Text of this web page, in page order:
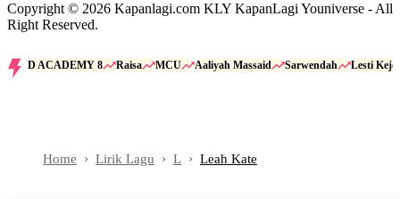
Copyright © 2026 Kapanlagi.com KLY KapanLagi Youniverse - All
Right Reserved.
D ACADEMY 8 Raisa MCU Aaliyah Massaid Sarwendah Lesti
Home Lirik Lagu L Leah Kate